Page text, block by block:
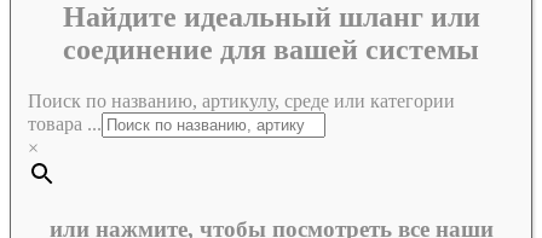
Найдите идеальный шланг или
соединение для вашей системы
Поиск по названию, артикулу, среде или категории
товара ...
×
или нажмите, чтобы посмотреть все наши